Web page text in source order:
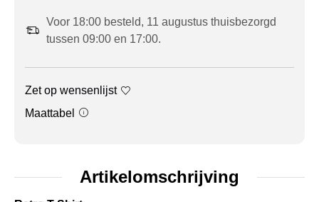
Voor 18:00 besteld, 11 augustus thuisbezorgd
tussen 09:00 en 17:00.
Zet op wensenlijst
Maattabel
Artikelomschrijving